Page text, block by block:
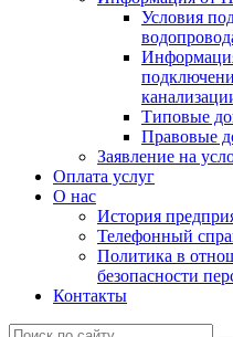
Условия
Типовые
Правовые
Заявление на
Оплата услуг
О нас
История
Телефонный
Политика в
безопасности
Контакты